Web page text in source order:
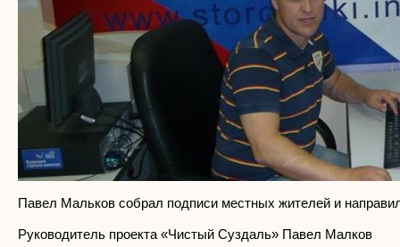
Павел Мальков собрал подписи местных жителей и
Руководитель проекта «Чистый Суздаль» Павел Малков